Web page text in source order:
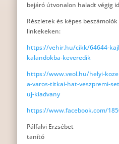
bejáró útvonalon haladt végig
Részletek és képes
linkekeken:
https://vehir.hu/cikk/64644-
kalandokba-keveredik
https://www.veol.hu/helyi-
a-varos-titkai-hat-veszpremi-
uj-kiadvany
https://www.facebook.com/
Pálfalvi Erzsébet
tanító